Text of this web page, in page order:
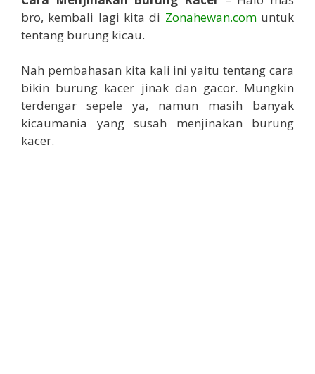
bro, kembali lagi kita di Zonahewan.comuntuk
tentang burung kicau.
Nah pembahasan kita kali ini yaitu tentang cara
bikin burung kacer jinak dan gacor. Mungkin
terdengar sepele ya, namun masih banyak
kicaumania yang susah menjinakan burung
kacer.